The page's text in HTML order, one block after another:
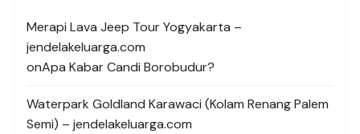
Merapi Lava Jeep Tour Yogyakarta –
jendelakeluarga.com
onApa Kabar Candi Borobudur?
Waterpark Goldland Karawaci (Kolam Renang Palem
Semi) – jendelakeluarga.com